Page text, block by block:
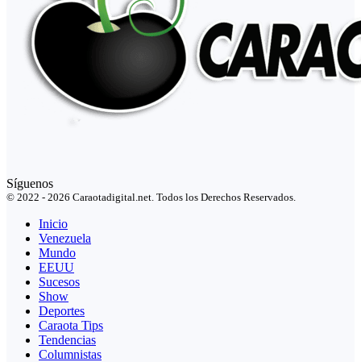
Síguenos
© 2022 - 2026 Caraotadigital.net. Todos los Derechos Reservados.
Inicio
Venezuela
Mundo
EEUU
Sucesos
Show
Deportes
Caraota Tips
Tendencias
Columnistas